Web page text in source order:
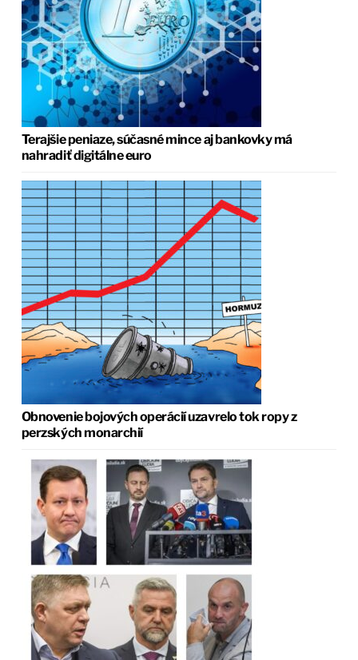
Terajšie peniaze, súčasné mince aj bankovky má
nahradiť digitálne euro
Obnovenie bojových operácií uzavrelo tok ropy z
perzských monarchií